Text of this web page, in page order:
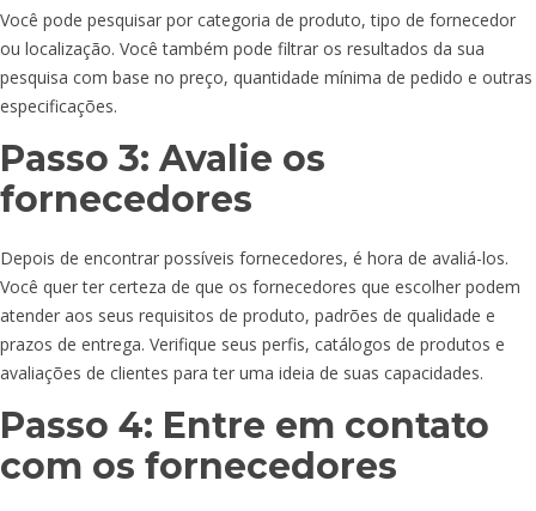
Você pode pesquisar por categoria de produto, tipo de fornecedor
ou localização. Você também pode filtrar os resultados da sua
pesquisa com base no preço, quantidade mínima de pedido e outras
especificações.
Passo 3: Avalie os
fornecedores
Depois de encontrar possíveis fornecedores, é hora de avaliá-los.
Você quer ter certeza de que os fornecedores que escolher podem
atender aos seus requisitos de produto, padrões de qualidade e
prazos de entrega. Verifique seus perfis, catálogos de produtos e
avaliações de clientes para ter uma ideia de suas capacidades.
Passo 4: Entre em contato
com os fornecedores